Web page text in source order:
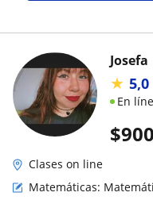
$
Josefa
★ 5,0
En
Clases on line
Matemáticas: